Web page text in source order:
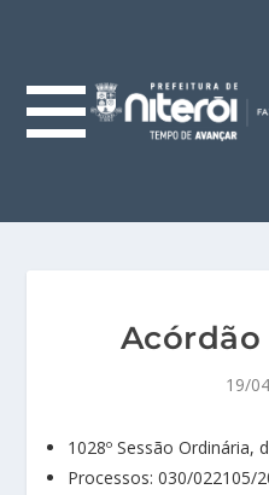
Acórdão
19/
1028º Sessão Ordinária,
Processos: 030/022105/